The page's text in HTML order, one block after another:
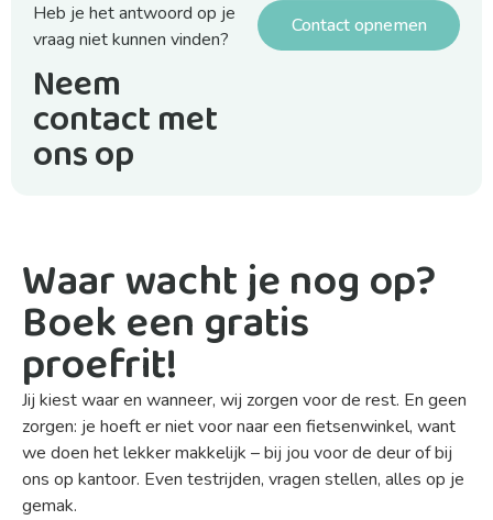
Heb je het antwoord op je
vraag niet kunnen vinden?
Neem
contact met
ons op
Contact opnemen
Waar wacht je nog op?
Boek een gratis
proefrit!
Jij kiest waar en wanneer, wij zorgen voor de rest. En geen
zorgen: je hoeft er niet voor naar een fietsenwinkel, want
we doen het lekker makkelijk – bij jou voor de deur of bij
ons op kantoor. Even testrijden, vragen stellen, alles op je
gemak.